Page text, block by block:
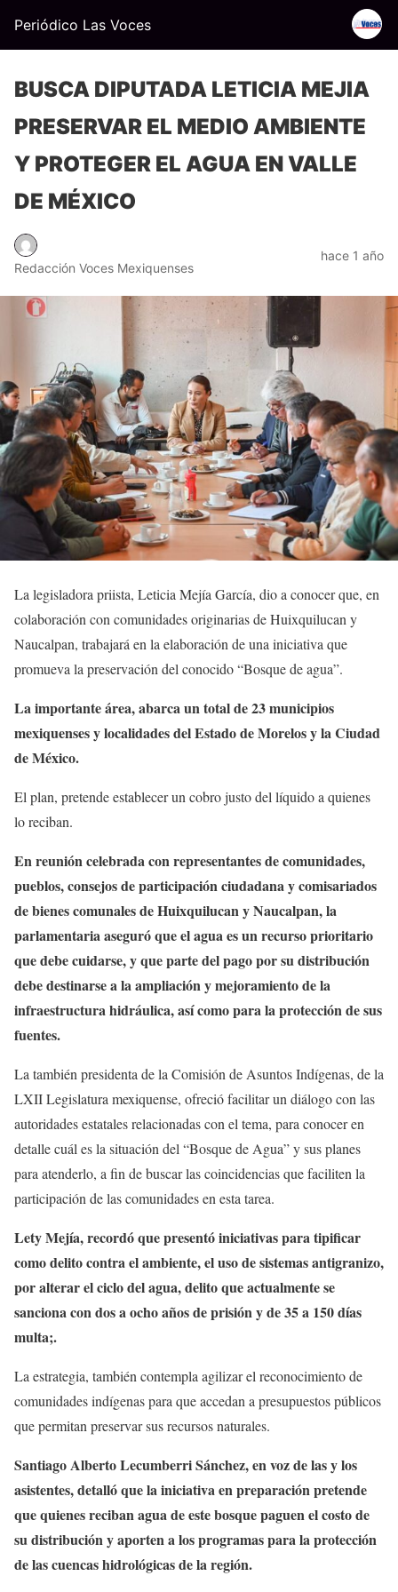
Periódico Las Voces
BUSCA DIPUTADA LETICIA MEJIA
PRESERVAR EL MEDIO AMBIENTE
Y PROTEGER EL AGUA EN VALLE
DE MÉXICO
Redacción Voces Mexiquenses
hace 1 año
La legisladora priista, Leticia Mejía García, dio a conocer que, en
colaboración con comunidades originarias de Huixquilucan y
Naucalpan, trabajará en la elaboración de una iniciativa que
promueva la preservación del conocido “Bosque de agua”.
La importante área, abarca un total de 23 municipios
mexiquenses y localidades del Estado de Morelos y la Ciudad
de México.
El plan, pretende establecer un cobro justo del líquido a quienes
lo reciban.
En reunión celebrada con representantes de comunidades,
pueblos, consejos de participación ciudadana y comisariados
de bienes comunales de Huixquilucan y Naucalpan, la
parlamentaria aseguró que el agua es un recurso prioritario
que debe cuidarse, y que parte del pago por su distribución
debe destinarse a la ampliación y mejoramiento de la
infraestructura hidráulica, así como para la protección de sus
fuentes.
La también presidenta de la Comisión de Asuntos Indígenas, de la
LXII Legislatura mexiquense, ofreció facilitar un diálogo con las
autoridades estatales relacionadas con el tema, para conocer en
detalle cuál es la situación del “Bosque de Agua” y sus planes
para atenderlo, a fin de buscar las coincidencias que faciliten la
participación de las comunidades en esta tarea.
Lety Mejía, recordó que presentó iniciativas para tipificar
como delito contra el ambiente, el uso de sistemas antigranizo,
por alterar el ciclo del agua, delito que actualmente se
sanciona con dos a ocho años de prisión y de 35 a 150 días
multa;.
La estrategia, también contempla agilizar el reconocimiento de
comunidades indígenas para que accedan a presupuestos públicos
que permitan preservar sus recursos naturales.
Santiago Alberto Lecumberri Sánchez, en voz de las y los
asistentes, detalló que la iniciativa en preparación pretende
que quienes reciban agua de este bosque paguen el costo de
su distribución y aporten a los programas para la protección
de las cuencas hidrológicas de la región.